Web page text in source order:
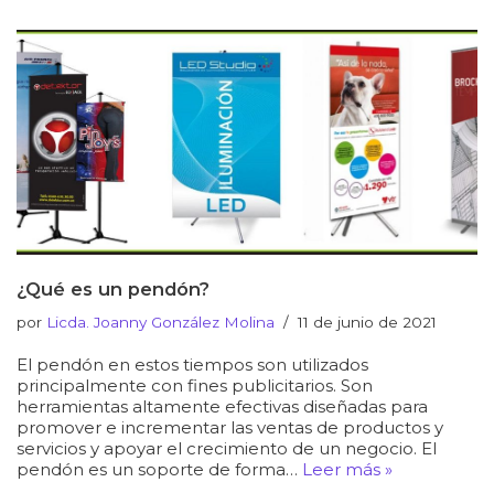
¿Qué es un pendón?
por Licda. Joanny González Molina 11 de junio de 2021
El pendón en estos tiempos son utilizados
principalmente con fines publicitarios. Son
herramientas altamente efectivas diseñadas para
promover e incrementar las ventas de productos y
servicios y apoyar el crecimiento de un negocio. El
pendón es un soporte de forma… Leer más »